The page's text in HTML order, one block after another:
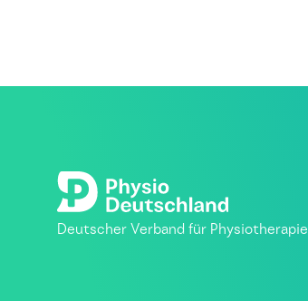
Deutscher Verband für Physiotherapie